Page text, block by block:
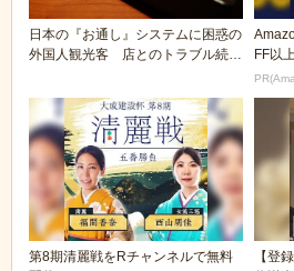
日本の『お通し』システムに困惑の
外国人観光客 店とのトラブル続
FF以
第8期清麗戦をRチャンネルで無料
【登